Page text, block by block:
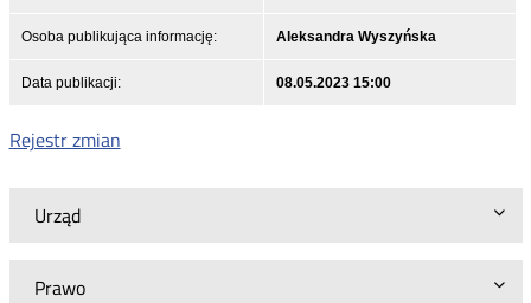
Urząd
Prawo
Osoba publikująca informację: Aleksandra Wyszyńska
Data publikacji: 08.05.2023 15:00
Rejestr zmian